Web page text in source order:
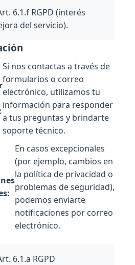
6.1.f RGPD (interés
del servicio).
Si nos contactas a través de
formularios o correo
electrónico, utilizamos tu
información para responder
a tus preguntas y brindarte
soporte técnico.
En casos excepcionales
(por ejemplo, cambios en
la política de privacidad o
problemas de seguridad),
podemos enviarte
notificaciones por correo
electrónico.
6.1.a RGPD